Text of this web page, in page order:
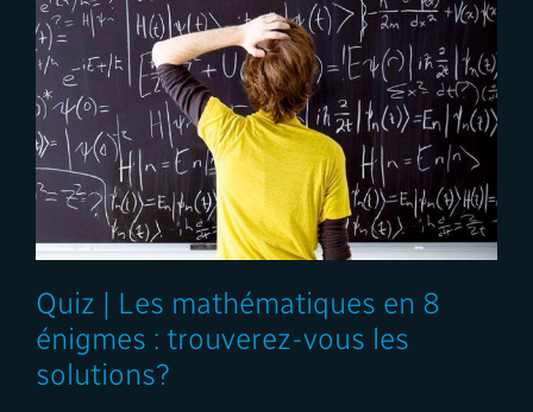
Quiz | Les mathématiques en 8
énigmes : trouverez-vous les
solutions?